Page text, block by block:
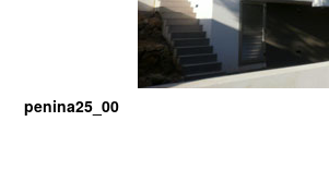
penina25_00